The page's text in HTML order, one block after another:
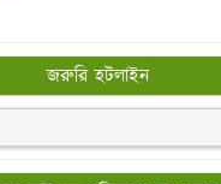
জরুরি হটলাইন